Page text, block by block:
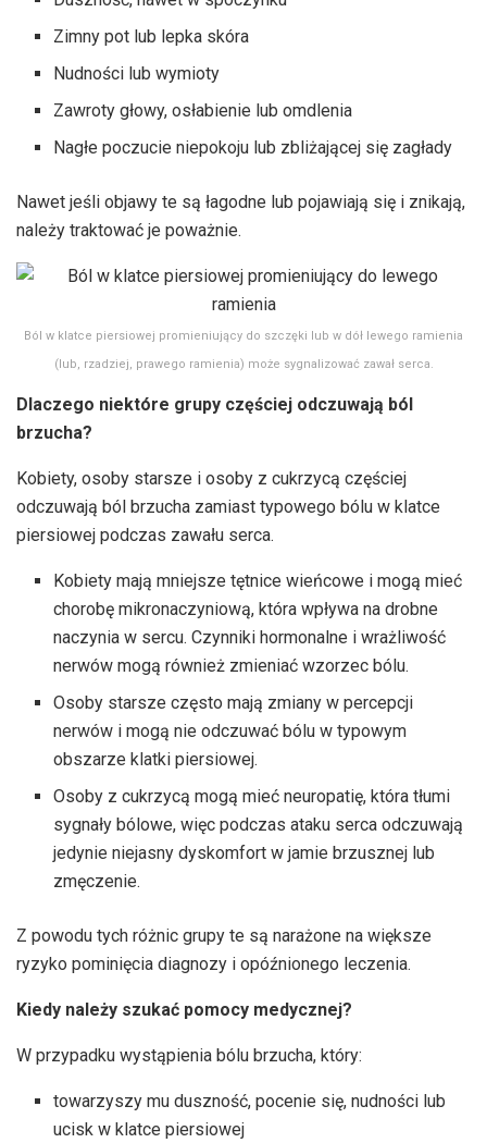
Zimny pot lub lepka skóra
Nudności lub wymioty
Zawroty głowy, osłabienie lub omdlenia
Nagłe poczucie niepokoju lub zbliżającej się zagłady
Nawet jeśli objawy te są łagodne lub pojawiają się i znikają,
należy traktować je poważnie.
Ból w klatce piersiowej promieniujący do szczęki lub w dół lewego ramienia
(lub, rzadziej, prawego ramienia) może sygnalizować zawał serca.
Dlaczego niektóre grupy częściej odczuwają ból
brzucha?
Kobiety, osoby starsze i osoby z cukrzycą częściej
odczuwają ból brzucha zamiast typowego bólu w klatce
piersiowej podczas zawału serca.
Kobiety mają mniejsze tętnice wieńcowe i mogą mieć
chorobę mikronaczyniową, która wpływa na drobne
naczynia w sercu. Czynniki hormonalne i wrażliwość
nerwów mogą również zmieniać wzorzec bólu.
Osoby starsze często mają zmiany w percepcji
nerwów i mogą nie odczuwać bólu w typowym
obszarze klatki piersiowej.
Osoby z cukrzycą mogą mieć neuropatię, która tłumi
sygnały bólowe, więc podczas ataku serca odczuwają
jedynie niejasny dyskomfort w jamie brzusznej lub
zmęczenie.
Z powodu tych różnic grupy te są narażone na większe
ryzyko pominięcia diagnozy i opóźnionego leczenia.
Kiedy należy szukać pomocy medycznej?
W przypadku wystąpienia bólu brzucha, który:
towarzyszy mu duszność, pocenie się, nudności lub
ucisk w klatce piersiowej